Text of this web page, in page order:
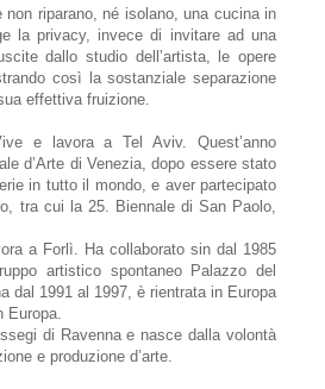
riparano, né isolano, una cucina in
la privacy, invece di invitare ad una
dallo studio dell’artista, le opere
così la sostanziale separazione
effettiva fruizione.
e lavora a Tel Aviv. Quest’anno
d’Arte di Venezia, dopo essere stato
in tutto il mondo, e aver partecipato
tra cui la 25. Biennale di San Paolo,
a Forlì. Ha collaborato sin dal 1985
artistico spontaneo Palazzo del
dal 1991 al 1997, è rientrata in Europa
di Ravenna e nasce dalla volontà
e produzione d’arte.